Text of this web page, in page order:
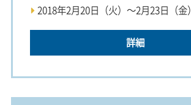
2018年2月20日（火）～2月23日（金）
詳細